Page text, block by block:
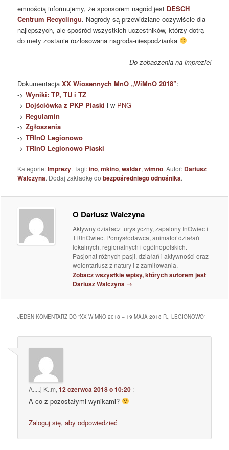
emnością informujemy, że sponsorem nagród jest DESCH
Centrum Recyclingu. Nagrody są przewidziane oczywiście dla
najlepszych, ale spośród wszystkich uczestników, którzy dotrą
do mety zostanie rozlosowana nagroda-niespodzianka
Do zobaczenia na imprezie!
DokumentacjaXX Wiosennych MnO „WiMnO 2018”:
->Wyniki: TP, TU i TZ
-> Dojściówka z PKP Piaski i w PNG
-> Regulamin
->Zgłoszenia
->TRInO Legionowo
->TRInO Legionowo Piaski
Kategorie:Imprezy. Tagi:ino,mkino,waldar,wimno. Autor: Dariusz
Walczyna. Dodaj zakładkę dobezpośredniego odnośnika.
O Dariusz Walczyna
Aktywny działacz turystyczny, zapalony InOwiec i
TRInOwiec. Pomysłodawca, animator działań
lokalnych, regionalnych i ogólnopolskich.
Pasjonat różnych pasji, działań i aktywności oraz
wolontariusz z natury i z zamiłowania.
Zobacz wszystkie wpisy, których autorem jest
Dariusz Walczyna →
JEDEN KOMENTARZ DO “XX WIMNO 2018 – 19 MAJA 2018 R., LEGIONOWO”
A.....j K..m,12 czerwca 2018 o 10:20 :
A co z pozostałymi wynikami?
Zaloguj się, aby odpowiedzieć